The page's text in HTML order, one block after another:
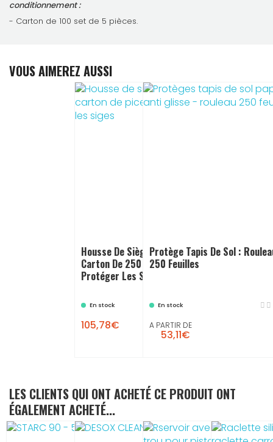
conditionnement :
- Carton de 100 set de 5 pièces.
VOUS AIMEREZ AUSSI
Housse De Siège Plastique,
Carton De 250 Pièces : Pour
Protéger Les Sièges
En stock
105,78€
Protège Tapis De Sol :
250 Feuilles
En stock
A PARTIR DE
53,11€
LES CLIENTS QUI ONT ACHETÉ CE PRODUIT ONT
ÉGALEMENT ACHETÉ...